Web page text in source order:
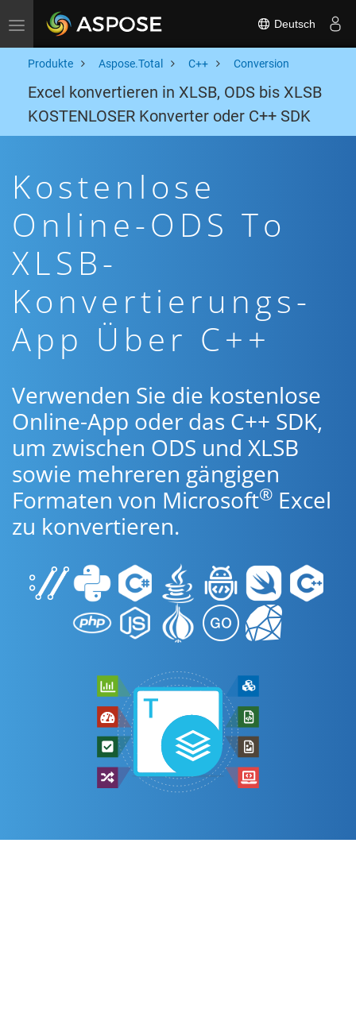
Toggle navigation Deutsch
Produkte Aspose.Total C++ Conversion
Excel konvertieren in XLSB, ODS bis XLSB
KOSTENLOSER Konverter oder C++ SDK
Kostenlose
Online-ODS To
XLSB-
Konvertierungs-
App Über C++
Verwenden Sie die kostenlose
Online-App oder das C++ SDK,
um zwischen ODS und XLSB
sowie mehreren gängigen
Formaten von Microsoft® Excel
zu konvertieren.